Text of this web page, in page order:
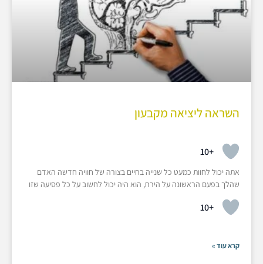
השראה ליציאה מקבעון
+10
אתה יכול לחוות כמעט כל שנייה בחיים בצורה של חוויה חדשה האדם
שהלך בפעם הראשונה על הירח, הוא היה יכול לחשוב על כל פסיעה שזו
+10
קרא עוד »